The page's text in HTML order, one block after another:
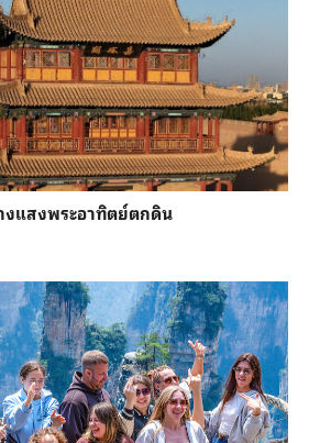
งแสงพระอาทิตย์ตกดิน